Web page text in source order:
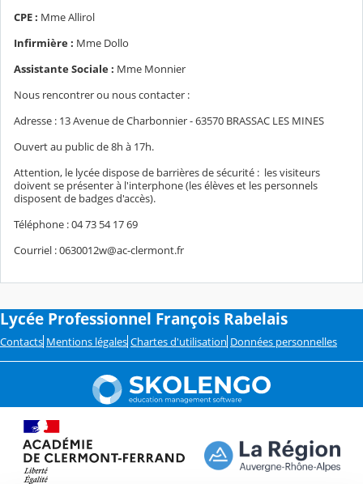
CPE : Mme Allirol
Infirmière : Mme Dollo
Assistante Sociale : Mme Monnier
Nous rencontrer ou nous contacter :
Adresse : 13 Avenue de Charbonnier - 63570 BRASSAC LES MINES
Ouvert au public de 8h à 17h.
Attention, le lycée dispose de barrières de sécurité : les visiteurs
doivent se présenter à l'interphone (les élèves et les personnels
disposent de badges d'accès).
Téléphone : 04 73 54 17 69
Courriel : 0630012w@ac-clermont.fr
Lycée Professionnel François Rabelais
Contacts Mentions légales Chartes d'utilisation Données personnelles